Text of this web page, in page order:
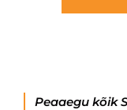
Peaaegu kõik